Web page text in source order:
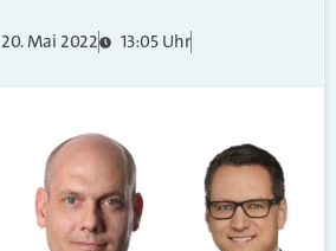
20. Mai 2022
13:05 Uhr